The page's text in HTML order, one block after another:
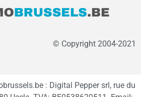
© Copyright 2004-2021
: Digital Pepper srl, rue du